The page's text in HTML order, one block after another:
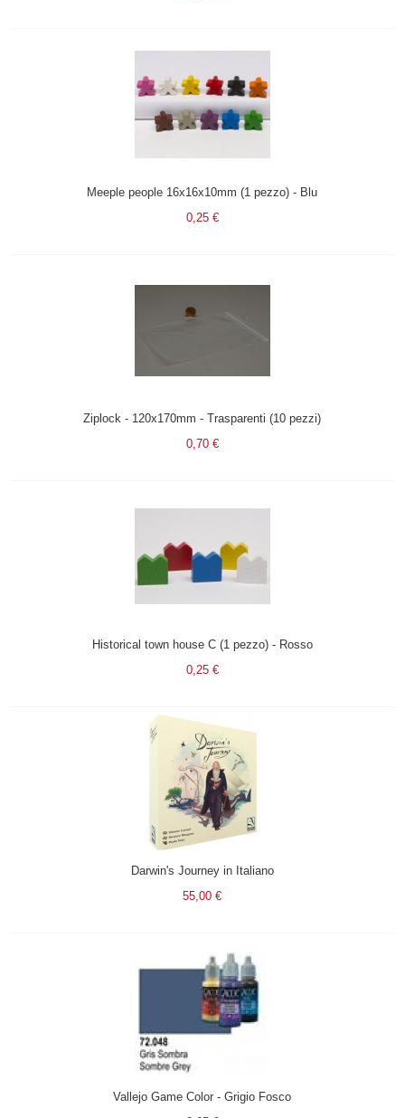
Meeple people 16x16x10mm (1 pezzo) - Blu
0,25 €
Ziplock - 120x170mm - Trasparenti (10 pezzi)
0,70 €
Historical town house C (1 pezzo) - Rosso
0,25 €
Darwin's Journey in Italiano
55,00 €
Vallejo Game Color - Grigio Fosco